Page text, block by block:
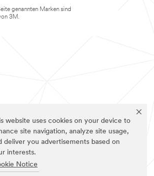
website uses cookies on your device to
site navigation, analyze site usage,
deliver you advertisements based on
interests.
Notice
genannten Marken sind
3M.